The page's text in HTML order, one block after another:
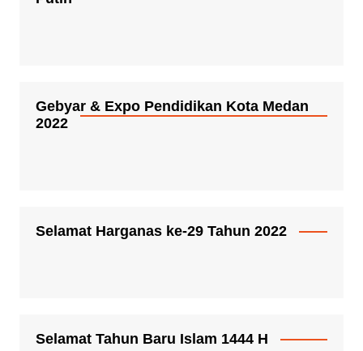
Gebyar & Expo Pendidikan Kota Medan
2022
Selamat Harganas ke-29 Tahun 2022
Selamat Tahun Baru Islam 1444 H